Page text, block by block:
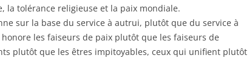
la tolérance religieuse et la paix mondiale.
sur la base du service à autrui, plutôt que du service à
honore les faiseurs de paix plutôt que les faiseurs de
plutôt que les êtres impitoyables, ceux qui unifient plutôt